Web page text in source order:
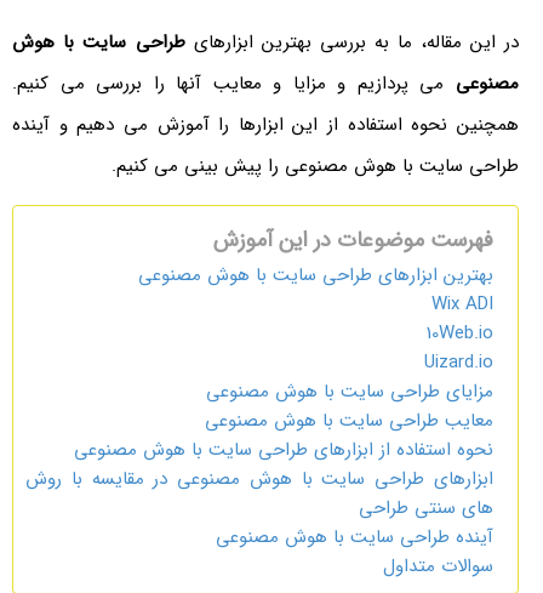
در این مقاله، ما به بررسی بهترین ابزارهای طراحی سایت با هوش
مصنوعیمی پردازیم و مزایا و معایب آنها را بررسی می کنیم.
همچنین نحوه استفاده از این ابزارها را آموزش می دهیم و آینده
طراحی سایت با هوش مصنوعی را پیش بینی می کنیم.
فهرست موضوعات در این آموزش
بهترین ابزارهای طراحی سایت با هوش مصنوعی
Wix ADI
10Web.io
Uizard.io
مزایای طراحی سایت با هوش مصنوعی
معایب طراحی سایت با هوش مصنوعی
نحوه استفاده از ابزارهای طراحی سایت با هوش مصنوعی
ابزارهای طراحی سایت با هوش مصنوعی در مقایسه با روش
های سنتی طراحی
آینده طراحی سایت با هوش مصنوعی
سوالات متداول